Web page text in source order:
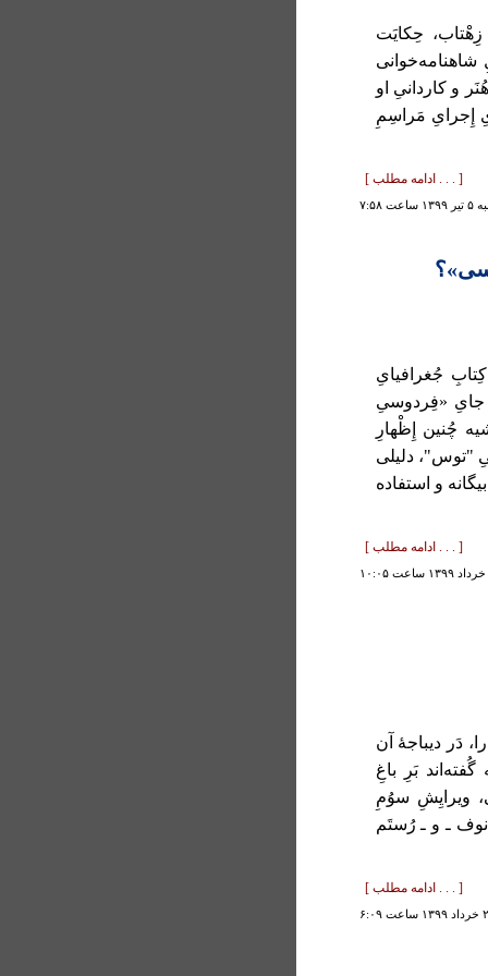
حِکایَت
شاهنامه‌خوانی
و کاردانیِ او
إِجرایِ مَراسِمِ
[ . . . ادامه مطلب ]
۷:۵۸
جُغرافیایِ
جایِ «فِردوسیِ
چُنین إِظْهارِ
"توس"، دلیلی
و استفاده
[ . . . ادامه مطلب ]
دَر دیباجۀ آن
بَرِ باغِ
ویرایِشِ سوُمِ
ـ و ـ رُستَم
[ . . . ادامه مطلب ]